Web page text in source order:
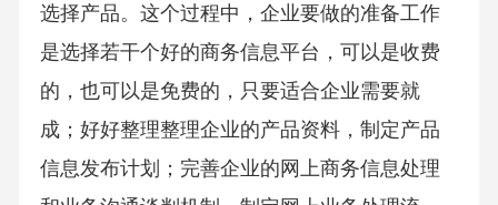
选择产品。这个过程中，企业要做的准备工作
是选择若干个好的商务信息平台，可以是收费
的，也可以是免费的，只要适合企业需要就
成；好好整理整理企业的产品资料，制定产品
信息发布计划；完善企业的网上商务信息处理